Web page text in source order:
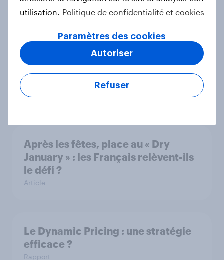
Français
des consommateurs en 2025 ?
Rapport
Après les fêtes, place au « Dry
January » : les Français relèvent-ils
le défi ?
Article
Le Dynamic Pricing : une stratégie
efficace ?
Rapport
utilisation. Politique de confidentialité et cookies
Paramètres des cookies
Refuser
Autoriser